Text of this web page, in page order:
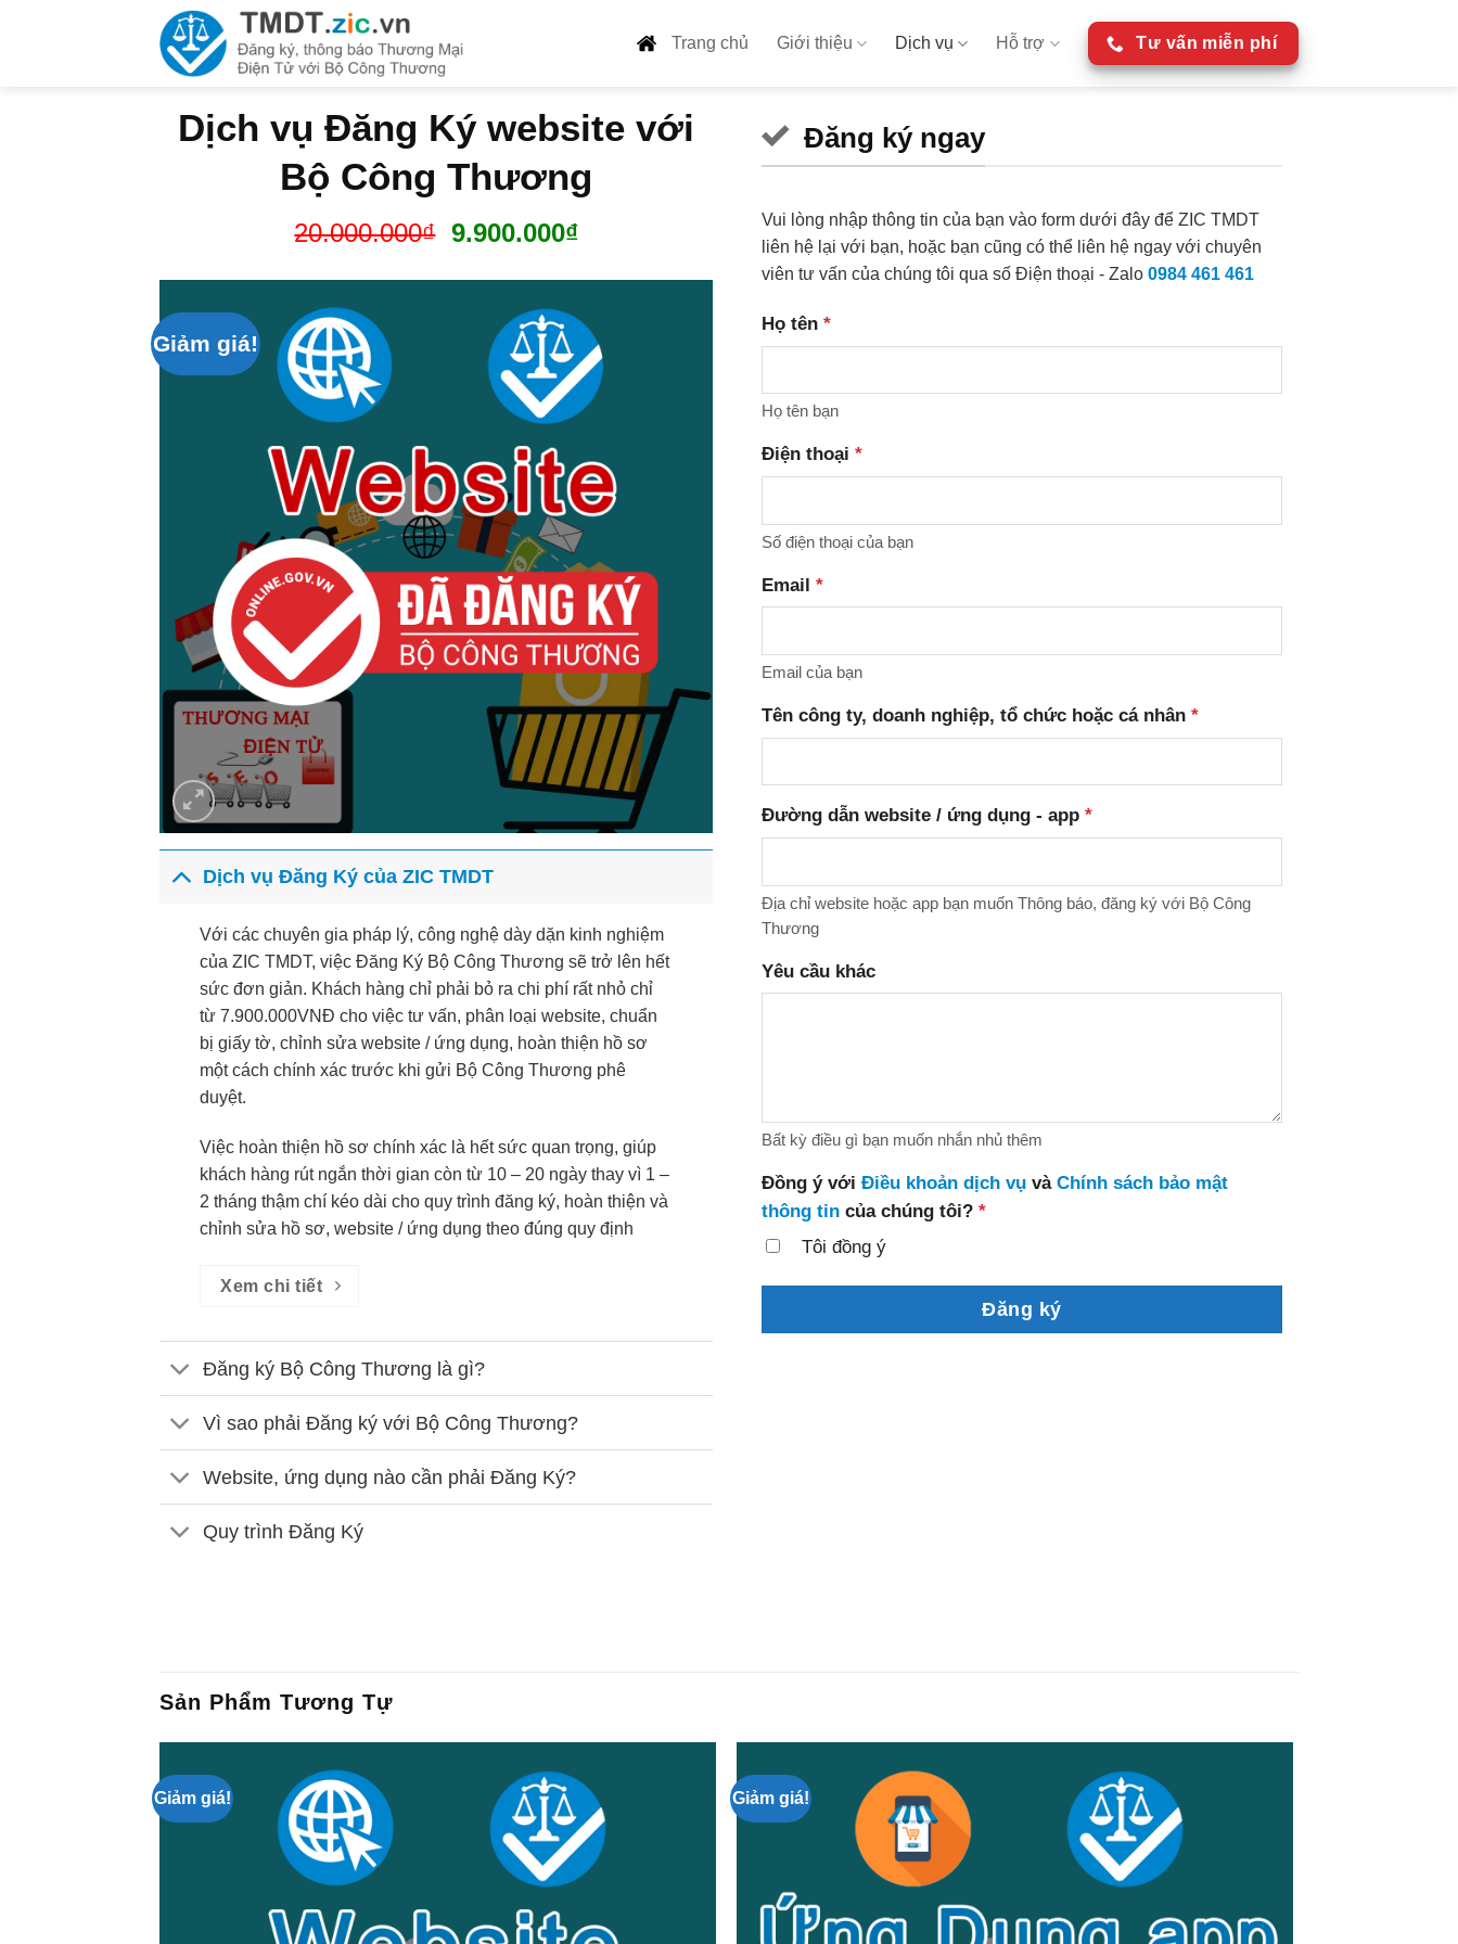
Trang chủ Giới thiệu Dịch vụ Hỗ trợ Tư vấn miễn phí
Dịch vụ Đăng Ký website với
Bộ Công Thương
20.000.000₫ Giá
là:
20.000.000₫.
9.900.000₫Giá
tại
9.900.000₫.
Giảm giá!
Dịch vụ Đăng Ký của ZIC TMDT
Với các chuyên gia pháp lý, công nghệ dày dặn kinh nghiệm
của ZIC TMDT, việc Đăng Ký Bộ Công Thương sẽ trở lên hết
sức đơn giản. Khách hàng chỉ phải bỏ ra chi phí rất nhỏ chỉ
từ 7.900.000VNĐ cho việc tư vấn, phân loại website, chuẩn
bị giấy tờ, chỉnh sửa website / ứng dụng, hoàn thiện hồ sơ
một cách chính xác trước khi gửi Bộ Công Thương phê
duyệt.
Việc hoàn thiện hồ sơ chính xác là hết sức quan trọng, giúp
khách hàng rút ngắn thời gian còn từ 10 – 20 ngày thay vì 1 –
2 tháng thậm chí kéo dài cho quy trình đăng ký, hoàn thiện và
chỉnh sửa hồ sơ, website / ứng dụng theo đúng quy định
Xem chi tiết
Đăng ký Bộ Công Thương là gì?
Vì sao phải Đăng ký với Bộ Công Thương?
Website, ứng dụng nào cần phải Đăng Ký?
Quy trình Đăng Ký
Đăng ký ngay
Vui lòng nhập thông tin của bạn vào form dưới đây để ZIC TMDT
liên hệ lại với bạn, hoặc bạn cũng có thể liên hệ ngay với chuyên
viên tư vấn của chúng tôi qua số Điện thoại - Zalo 0984 461 461
Họ tên *
Họ tên bạn
Điện thoại *
Số điện thoại của bạn
Email *
Email của bạn
Tên công ty, doanh nghiệp, tổ chức hoặc cá nhân *
Đường dẫn website / ứng dụng - app *
Địa chỉ website hoặc app bạn muốn Thông báo, đăng ký với Bộ Công
Thương
Yêu cầu khác
Bất kỳ điều gì bạn muốn nhắn nhủ thêm
Đồng ý với Điều khoản dịch vụ và Chính sách bảo mật
thông tin của chúng tôi? *
Tôi đồng ý
Đăng ký
Sản Phẩm Tương Tự
Giảm giá! Giảm giá!